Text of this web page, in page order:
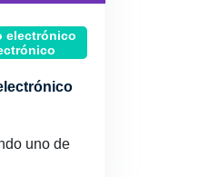
electrónico
uno de